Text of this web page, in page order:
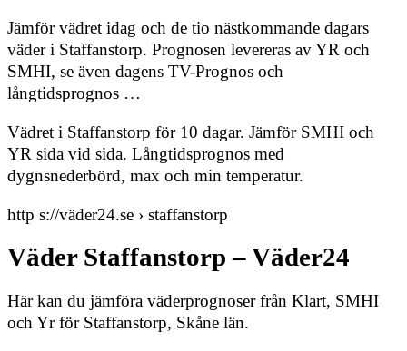
Jämför vädret idag och de tio nästkommande dagars
väder i Staffanstorp. Prognosen levereras av YR och
SMHI, se även dagens TV-Prognos och
långtidsprognos …
Vädret i Staffanstorp för 10 dagar. Jämför SMHI och
YR sida vid sida. Långtidsprognos med
dygnsnederbörd, max och min temperatur.
http s://väder24.se › staffanstorp
Väder Staffanstorp – Väder24
Här kan du jämföra väderprognoser från Klart, SMHI
och Yr för Staffanstorp, Skåne län.